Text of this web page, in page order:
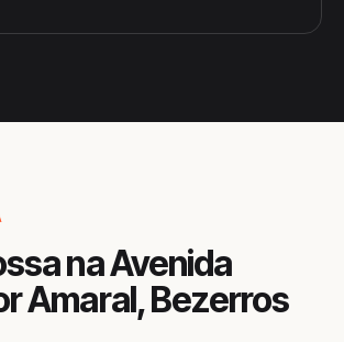
na Avenida
Amaral, Bezerros